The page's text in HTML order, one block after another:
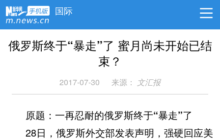
国际
俄罗斯终于“暴走”了 蜜月尚未开始已结
束？
2017-07-30 来源： 文汇报
原题： 一再忍耐的俄罗斯终于“暴走”了
28日，俄罗斯外交部发表声明，强硬回应美